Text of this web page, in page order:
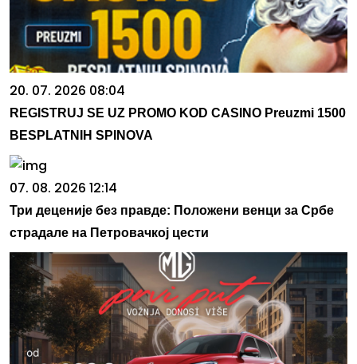
20. 07. 2026 08:04
REGISTRUJ SE UZ PROMO KOD CASINO Preuzmi 1500
BESPLATNIH SPINOVA
07. 08. 2026 12:14
Три деценије без правде: Положени венци за Србе
страдале на Петровачкој цести